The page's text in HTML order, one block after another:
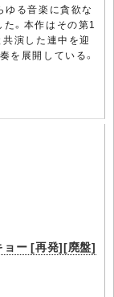
ゆる音楽に貪欲な
。本作はその第1
共演した連中を迎
を展開している。
ョー [再発][廃盤]